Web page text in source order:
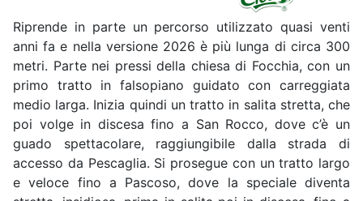
Riprende in parte un percorso utilizzato quasi venti
anni fa e nella versione 2026 è più lunga di circa 300
metri. Parte nei pressi della chiesa di Focchia, con un
primo tratto in falsopiano guidato con carreggiata
medio larga. Inizia quindi un tratto in salita stretta, che
poi volge in discesa fino a San Rocco, dove c’è un
guado spettacolare, raggiungibile dalla strada di
accesso da Pescaglia. Si prosegue con un tratto largo
e veloce fino a Pascoso, dove la speciale diventa